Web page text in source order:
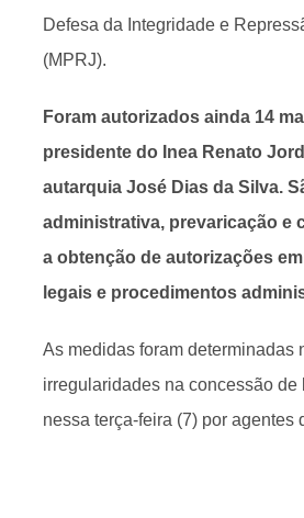
Defesa da Integridade e
(MPRJ).
Foram autorizados ainda 14
presidente do Inea Renato
autarquia José Dias da Silva.
administrativa, prevaricação e
a obtenção de autorizações
legais e procedimentos
As medidas foram determinadas
irregularidades na concessão
nessa terça-feira (7) por